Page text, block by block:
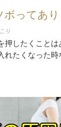
ボってあり
り
押したくこと
れたくなった